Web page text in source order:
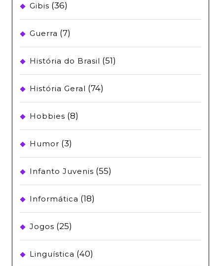
Gibis (36)
Guerra (7)
História do Brasil (51)
História Geral (74)
Hobbies (8)
Humor (3)
Infanto Juvenis (55)
Informática (18)
Jogos (25)
Linguística (40)